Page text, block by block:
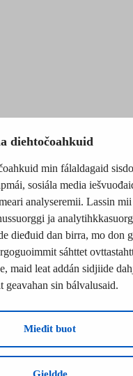
diehtočoahkuid
min fálaldagaid
sosiála media
analyseremii. Lassin
ja
dieđuid dan birra, mo don
sáhttet
maid leat addán sidjiide
geavahan sin bálvalusaid.
Mieđit buot